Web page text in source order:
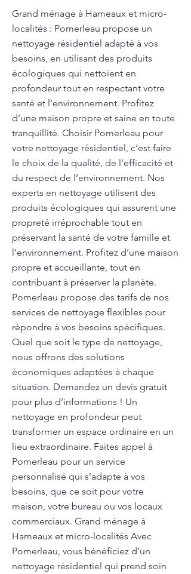
Grand ménage à Hameaux et micro-
localités : Pomerleau propose un
nettoyage résidentiel adapté à vos
besoins, en utilisant des produits
écologiques qui nettoient en
profondeur tout en respectant votre
santé et l’environnement. Profitez
d’une maison propre et saine en toute
tranquillité. Choisir Pomerleau pour
votre nettoyage résidentiel, c’est faire
le choix de la qualité, de l’efficacité et
du respect de l’environnement. Nos
experts en nettoyage utilisent des
produits écologiques qui assurent une
propreté irréprochable tout en
préservant la santé de votre famille et
l’environnement. Profitez d’une maison
propre et accueillante, tout en
contribuant à préserver la planète.
Pomerleau propose des tarifs de nos
services de nettoyage flexibles pour
répondre à vos besoins spécifiques.
Quel que soit le type de nettoyage,
nous offrons des solutions
économiques adaptées à chaque
situation. Demandez un devis gratuit
pour plus d’informations ! Un
nettoyage en profondeur peut
transformer un espace ordinaire en un
lieu extraordinaire. Faites appel à
Pomerleau pour un service
personnalisé qui s’adapte à vos
besoins, que ce soit pour votre
maison, votre bureau ou vos locaux
commerciaux. Grand ménage à
Hameaux et micro-localités Avec
Pomerleau, vous bénéficiez d’un
nettoyage résidentiel qui prend soin